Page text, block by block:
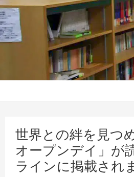
世界との絆を見つ
オープンデイ」が
ラインに掲載され